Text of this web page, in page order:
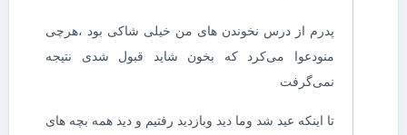
پدرم از درس نخوندن های من خیلی شاکی بود ،هرچی
منودعوا می‌کرد که بخون شاید قبول شدی نتیجه
نمی‌گرفت
تا اینکه عید شد وما دید وبازدید رفتیم و دید همه بچه های